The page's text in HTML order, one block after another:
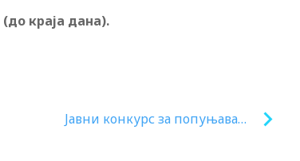
(до краја дана).
Jавни конкурс за попуњавање